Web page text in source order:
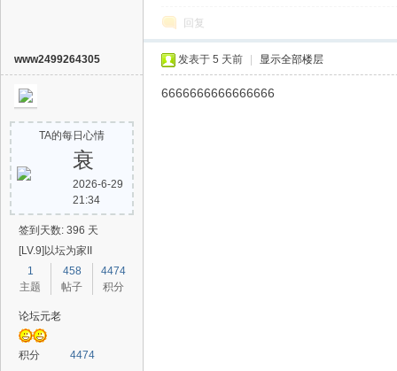
回复
www2499264305
TA的每日心情
衰
2026-6-29
21:34
签到天数: 396 天
[LV.9]以坛为家II
1
主题
458
帖子
4474
积分
论坛元老
积分
4474
发表于 5 天前 显示全部楼层
6666666666666666